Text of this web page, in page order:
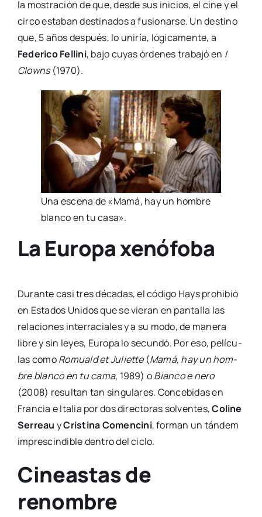
la mos­tra­ción de que, des­de sus ini­cios, el cine y el
cir­co esta­ban des­ti­na­dos a fusio­nar­se. Un des­tino
que, 5 años des­pués, lo uni­ría, lógi­ca­men­te, a
Fede­ri­co Felli­ni, bajo cuyas órde­nes tra­ba­jó en I
Clowns(1970).
Una esce­na de «Mamá, hay un hom­bre
blan­co en tu casa».
La Europa xenófoba
Duran­te casi tres déca­das, el códi­go Hays prohi­bió
en Esta­dos Uni­dos que se vie­ran en pan­ta­lla las
rela­cio­nes inter­ra­cia­les y a su modo, de mane­ra
libre y sin leyes, Euro­pa lo secun­dó. Por eso, pelí­cu­
las comoRomuald et Juliet­te(Mamá, hay un hom­
bre blan­co en tu cama, 1989) oBian­co e nero
(2008) resul­tan tan sin­gu­la­res. Con­ce­bi­das en
Fran­cia e Ita­lia por dos direc­to­ras sol­ven­tes,Coli­ne
Serreau yCris­ti­na Comen­ci­ni, for­man un tán­dem
impres­cin­di­ble den­tro del ciclo.
Cineastas de
renombre